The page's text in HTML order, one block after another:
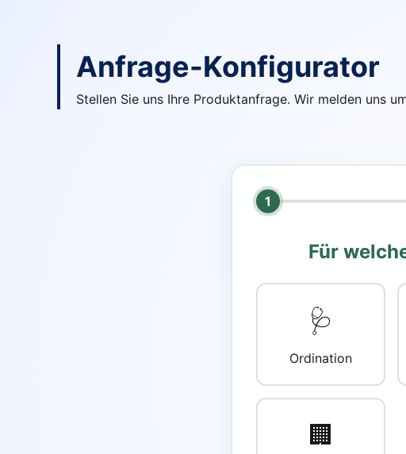
Anfrage-Konfigurator
Stellen Sie uns Ihre Produktanfrage. Wir melden uns
1
Für
🩺
Ordination
🏢